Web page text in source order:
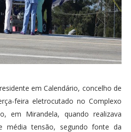
em Calendário, concelho de
feira eletrocutado no Complexo
em Mirandela, quando realizava
média tensão, segundo fonte da